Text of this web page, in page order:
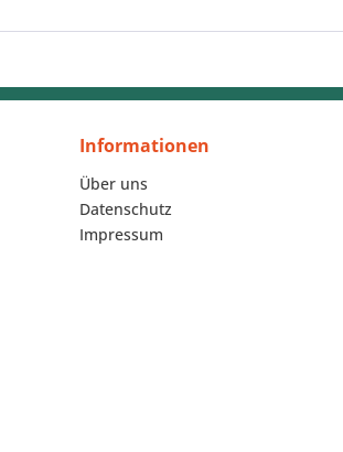
Informationen
Über uns
Datenschutz
Impressum